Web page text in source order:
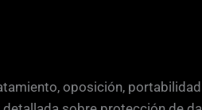
oposición,